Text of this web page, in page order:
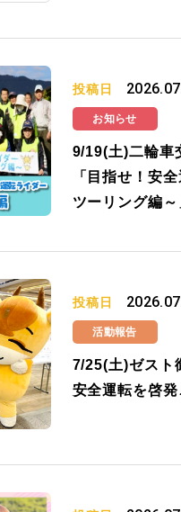
投稿日
お知らせ
9/19(土)二輪車
「目指せ！安
ツーリング編
投稿日
活動報告
7/25(土)ゼスト
安全運転を啓発